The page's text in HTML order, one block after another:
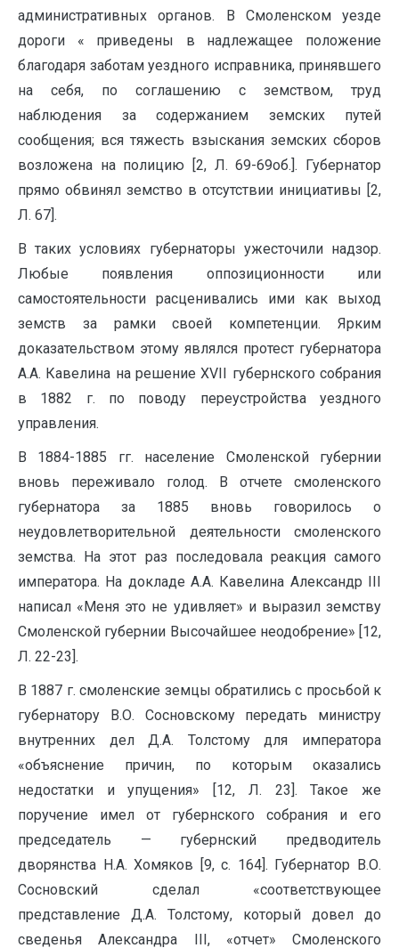
административных органов. В Смоленском уезде
дороги « приведены в надлежащее положение
благодаря заботам уездного исправника, принявшего
на себя, по соглашению с земством, труд
наблюдения за содержанием земских путей
сообщения; вся тяжесть взыскания земских сборов
возложена на полицию [2, Л. 69-69об.]. Губернатор
прямо обвинял земство в отсутствии инициативы [2,
Л. 67].
В таких условиях губернаторы ужесточили надзор.
Любые появления оппозиционности или
самостоятельности расценивались ими как выход
земств за рамки своей компетенции. Ярким
доказательством этому являлся протест губернатора
А.А. Кавелина на решение ХVII губернского собрания
в 1882 г. по поводу переустройства уездного
управления.
В 1884-1885 гг. население Смоленской губернии
вновь переживало голод. В отчете смоленского
губернатора за 1885 вновь говорилось о
неудовлетворительной деятельности смоленского
земства. На этот раз последовала реакция самого
императора. На докладе А.А. Кавелина Александр III
написал «Меня это не удивляет» и выразил земству
Смоленской губернии Высочайшее неодобрение» [12,
Л. 22-23].
В 1887 г. смоленские земцы обратились с просьбой к
губернатору В.О. Сосновскому передать министру
внутренних дел Д.А. Толстому для императора
«объяснение причин, по которым оказались
недостатки и упущения» [12, Л. 23]. Такое же
поручение имел от губернского собрания и его
председатель — губернский предводитель
дворянства Н.А. Хомяков [9, с. 164]. Губернатор В.О.
Сосновский сделал «соответствующее
представление Д.А. Толстому, который довел до
сведенья Александра III, «отчет» Смоленского